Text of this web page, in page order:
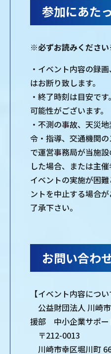
参加にあた
※必ずお読みくださ
・イベント内容の録
はお断り致します。
・終了時刻は目安で
可能性がございます。
・不測の事故、天災
令・指導、交通機関
で運営事務局が当施
した場合、または主
イベントの実施が困
ントを中止する場合
了承下さい。
お問い合わ
【イベント内容につい
公益財団法人 川崎
援部 中小企業サポー
〒212-0013
川崎市幸区堀川町